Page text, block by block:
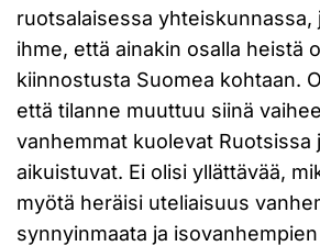
ruotsalaisessa yhteiskunnassa,
ihme, että ainakin osalla heistä
kiinnostusta Suomea kohtaan.
että tilanne muuttuu siinä
vanhemmat kuolevat Ruotsissa
aikuistuvat. Ei olisi yllättävää,
myötä heräisi uteliaisuus
synnyinmaata ja